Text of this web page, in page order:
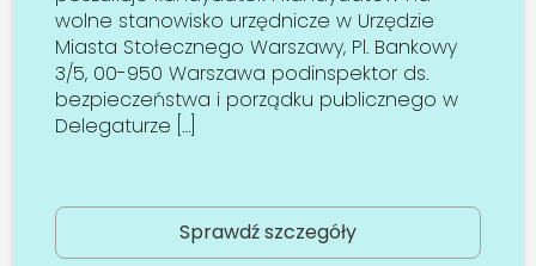
wolne stanowisko urzędnicze w Urzędzie
Miasta Stołecznego Warszawy, Pl. Bankowy
3/5, 00-950 Warszawa podinspektor ds.
bezpieczeństwa i porządku publicznego w
Delegaturze […]
Sprawdź szczegóły